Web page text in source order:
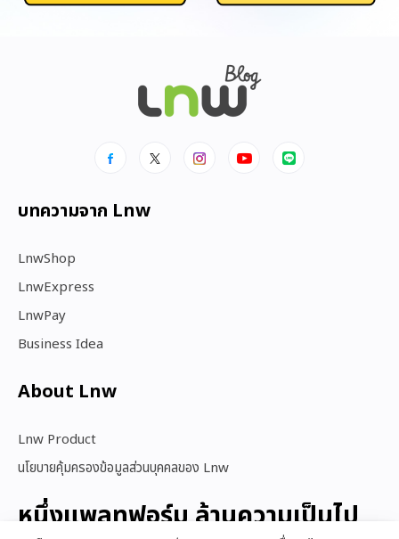
บทความจาก Lnw
LnwShop
LnwExpress
LnwPay
Business Idea
About Lnw​
Lnw Product
นโยบายคุ้มครองข้อมูลส่วนบุคคลของ Lnw
หนึ่งแพลทฟอร์ม ล้านความเป็นไป